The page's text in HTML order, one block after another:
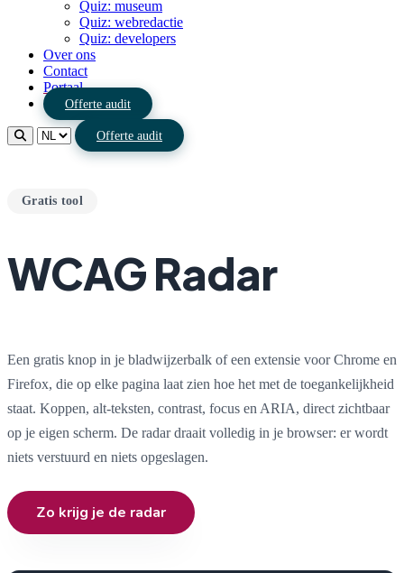
Quiz: museum
Quiz: webredactie
Quiz: developers
Over ons
Contact
Portaal
Offerte audit
Offerte audit
Gratis tool
WCAG Radar
Een gratis knop in je bladwijzerbalk of een extensie voor Chrome en
Firefox, die op elke pagina laat zien hoe het met de toegankelijkheid
staat. Koppen, alt-teksten, contrast, focus en ARIA, direct zichtbaar
op je eigen scherm. De radar draait volledig in je browser: er wordt
niets verstuurd en niets opgeslagen.
Zo krijg je de radar